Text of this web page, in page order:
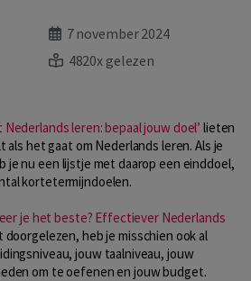
7 november 2024
4820x gelezen
Nederlands leren: bepaal jouw doel’ lieten
het gaat om Nederlands leren. Als je
je nu een lijstje met daarop een einddoel,
kortetermijndoelen.
je het beste? Effectiever Nederlands
doorgelezen, heb je misschien ook al
jouw taalniveau, jouw
om te oefenen en jouw budget.